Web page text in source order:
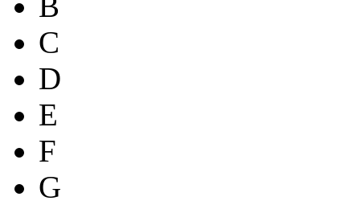
C
D
E
F
G